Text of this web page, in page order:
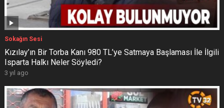
Sokağın Sesi
Kızılay’ın Bir Torba Kanı 980 TL’ye Satmaya Başlaması İle İlgili
Isparta Halkı Neler Söyledi?
3 yıl ago